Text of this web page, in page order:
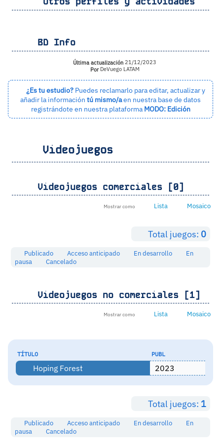
BD Info
Última actualización 21/12/2023
PorDeVuego LATAM
¿Es tu estudio? Puedes reclamarlo para editar, actualizar y
añadir la información tú mismo/aen nuestra base de datos
registrándote en nuestra plataforma MODO: Edición
Videojuegos
Videojuegos comerciales [0]
Mostrar como Lista Mosaico
Total juegos: 0
Publicado Acceso anticipado En desarrollo
En
pausa
Cancelado
Videojuegos no comerciales [1]
Mostrar como Lista Mosaico
TÍTULO PUBL
Hoping Forest 2023
Total juegos: 1
Publicado Acceso anticipado En desarrollo
En
pausa
Cancelado